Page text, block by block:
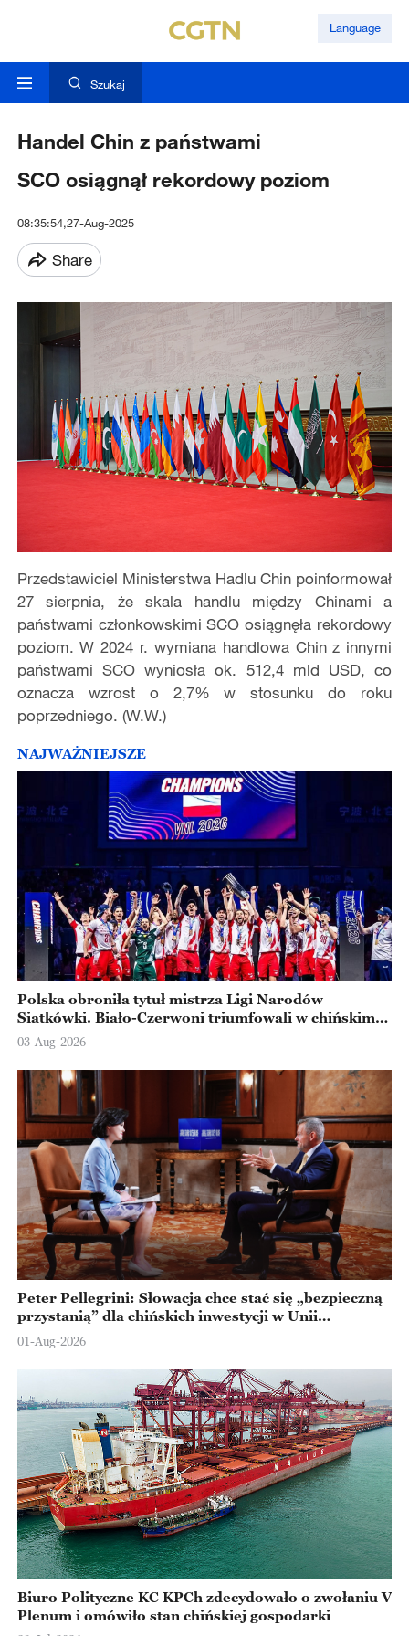
Language
Szukaj
Handel Chin z państwami
SCO osiągnął rekordowy poziom
08:35:54,27-Aug-2025
Share
Przedstawiciel Ministerstwa Hadlu Chin poinformował
27 sierpnia, że skala handlu między Chinami a
państwami członkowskimi SCO osiągnęła rekordowy
poziom. W 2024 r. wymiana handlowa Chin z innymi
państwami SCO wyniosła ok. 512,4 mld USD, co
oznacza wzrost o 2,7% w stosunku do roku
poprzedniego. (W.W.)
NAJWAŻNIEJSZE
Polska obroniła tytuł mistrza Ligi Narodów
Siatkówki. Biało-Czerwoni triumfowali w chińskim
Ningbo
03-Aug-2026
Peter Pellegrini: Słowacja chce stać się „bezpieczną
przystanią” dla chińskich inwestycji w Unii
Europejskiej
01-Aug-2026
Biuro Polityczne KC KPCh zdecydowało o zwołaniu V
Plenum i omówiło stan chińskiej gospodarki